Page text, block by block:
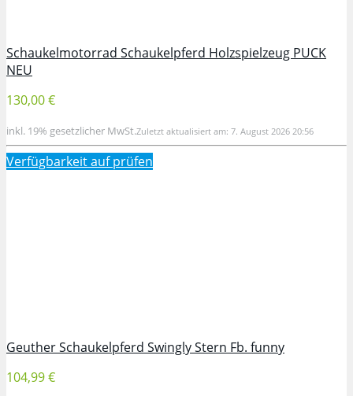
Schaukelmotorrad Schaukelpferd Holzspielzeug PUCK
NEU
130,00 €
inkl. 19% gesetzlicher MwSt.Zuletzt aktualisiert am: 7. August 2026 20:56
Verfügbarkeit aufprüfen
Geuther Schaukelpferd Swingly Stern Fb. funny
104,99 €